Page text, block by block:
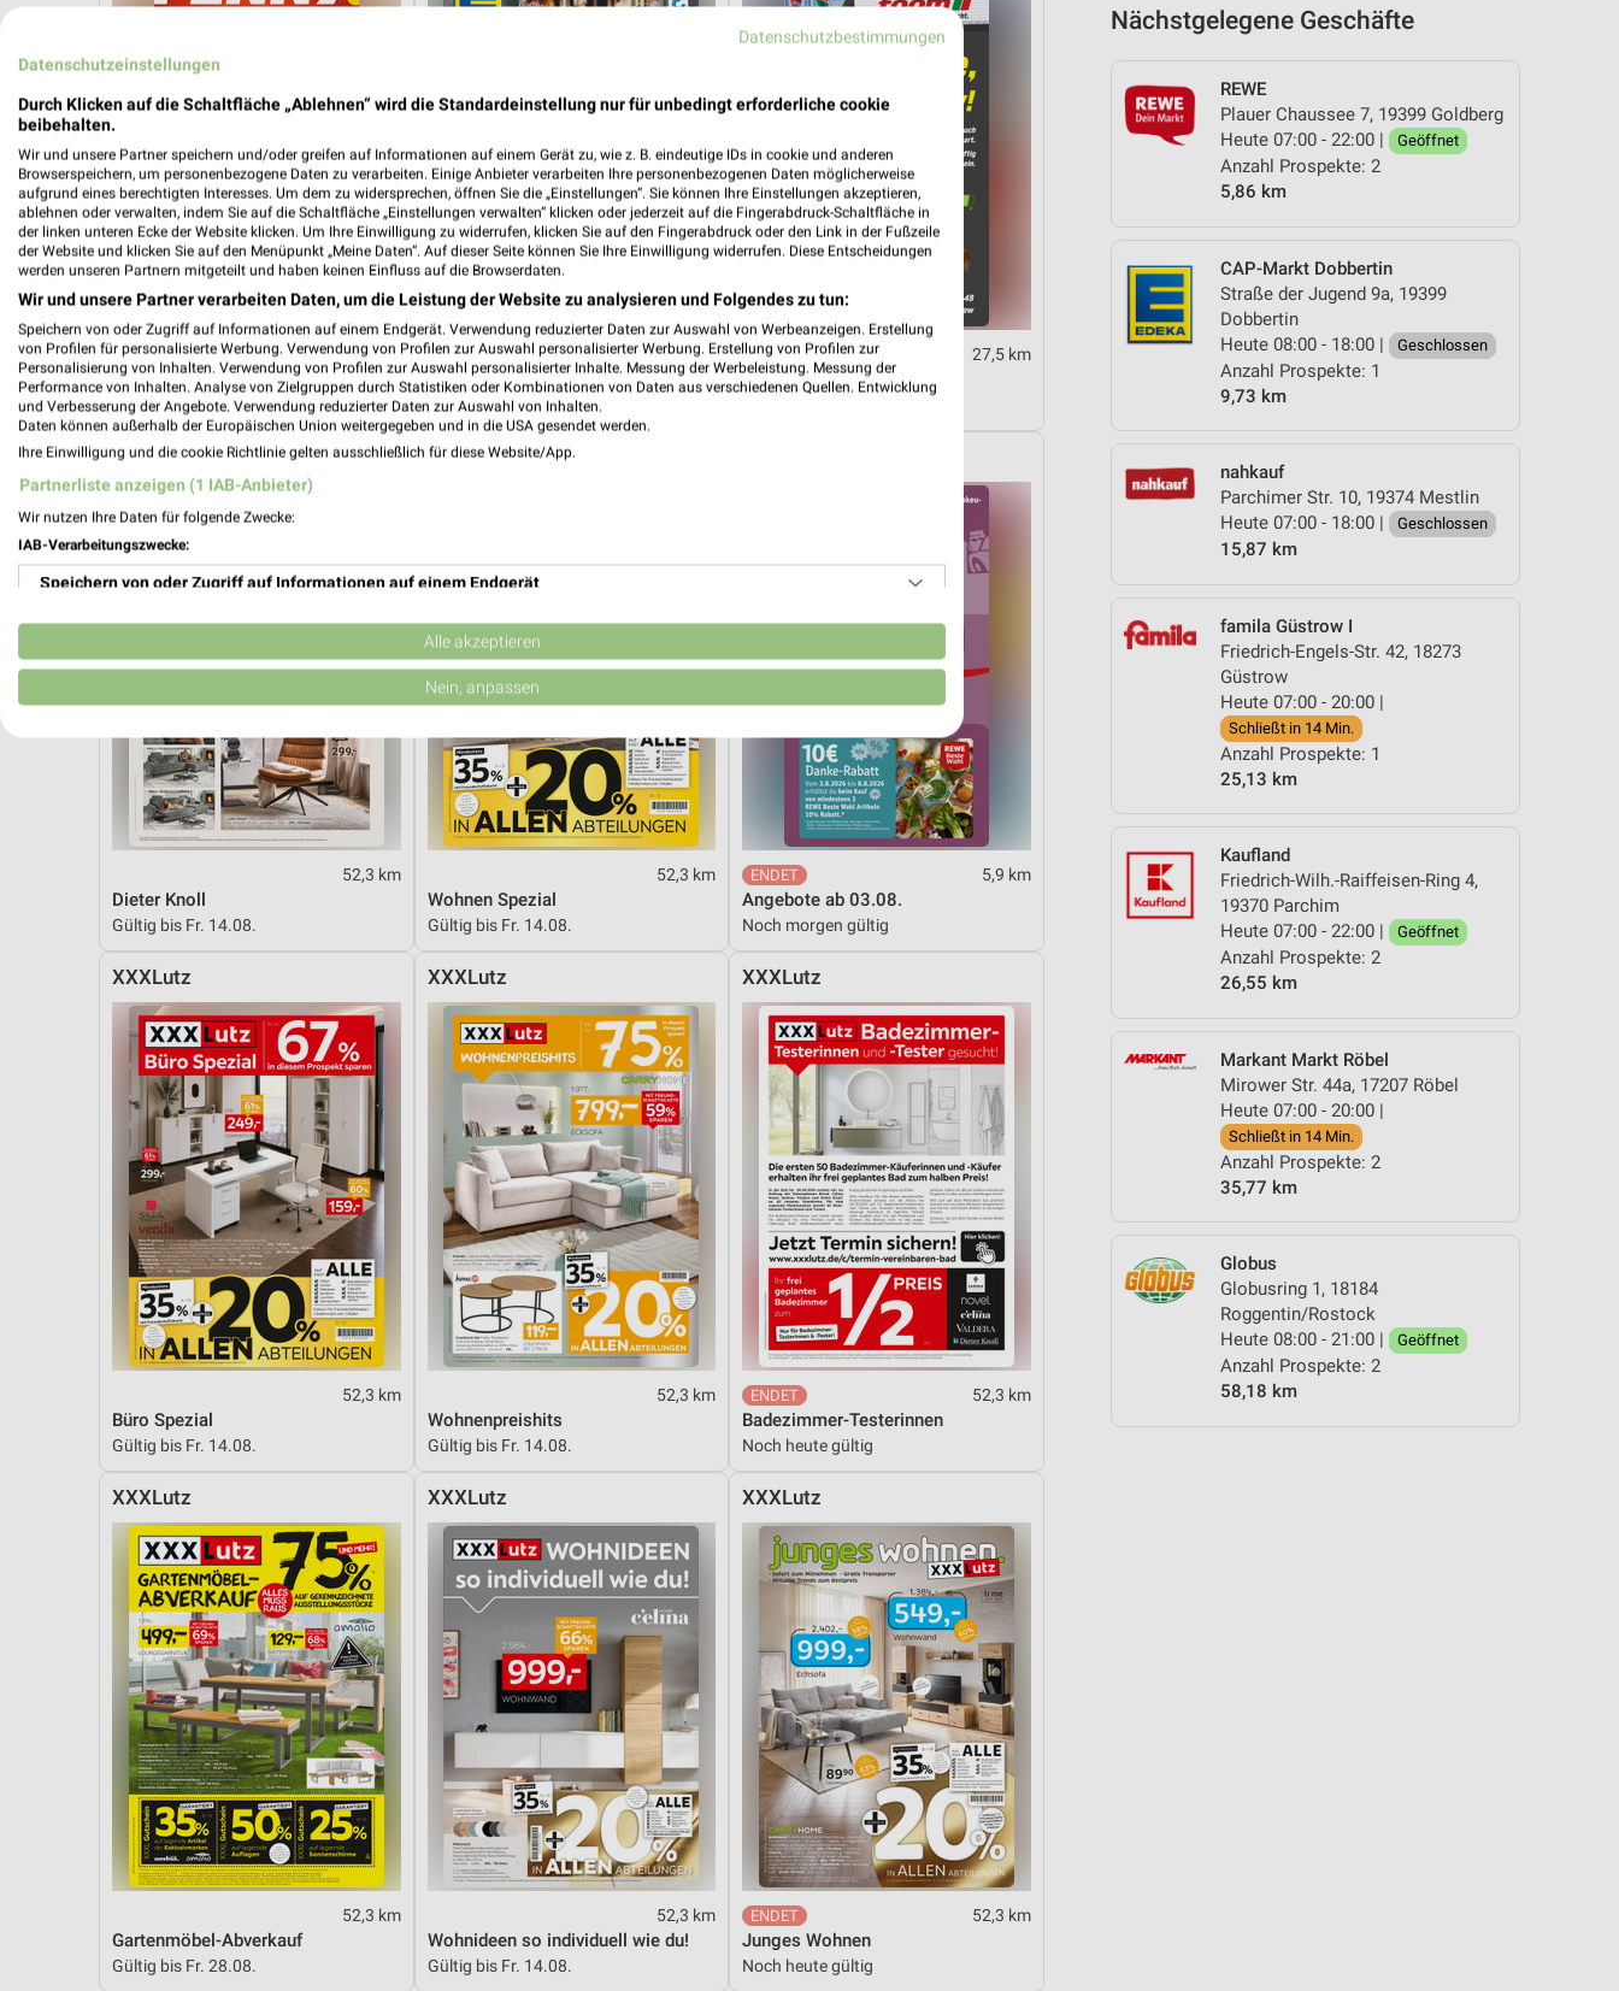
Nächstgelegene Geschäfte
REWE
Plauer Chaussee 7, 19399 Goldberg
Heute 07:00 - 22:00 |
Geöffnet
Anzahl Prospekte: 2
5,86 km
CAP-Markt Dobbertin
Straße der Jugend 9a, 19399
Dobbertin
Heute 08:00 - 18:00 |
Geschlossen
Anzahl Prospekte: 1
9,73 km
nahkauf
Parchimer Str. 10, 19374 Mestlin
Heute 07:00 - 18:00 |
Geschlossen
15,87 km
famila Güstrow I
Friedrich-Engels-Str. 42, 18273
Güstrow
Heute 07:00 - 20:00 |
Schließt in 14 Min.
Anzahl Prospekte: 1
25,13 km
Kaufland
Friedrich-Wilh.-Raiffeisen-Ring 4,
19370 Parchim
Heute 07:00 - 22:00 |
Geöffnet
Anzahl Prospekte: 2
26,55 km
Markant Markt Röbel
Mirower Str. 44a, 17207 Röbel
Heute 07:00 - 20:00 |
Schließt in 14 Min.
Anzahl Prospekte: 2
35,77 km
Globus
Globusring 1, 18184
Roggentin/Rostock
Heute 08:00 - 21:00 |
Geöffnet
Anzahl Prospekte: 2
58,18 km
19,1 km
Angebote ab 03.08.
Noch morgen gültig
9,7 km
Angebote ab 03.08.
Noch morgen gültig
27,5 km
Angebote ab 03.08.
XXXLutz
52,3 km
Dieter Knoll
Gültig bis Fr. 14.08.
XXXLutz
52,3 km
Wohnen Spezial
Gültig bis Fr. 14.08.
5,9 km
Angebote ab 03.08.
Noch morgen gültig
XXXLutz
52,3 km
Büro Spezial
Gültig bis Fr. 14.08.
XXXLutz
52,3 km
Wohnenpreishits
Gültig bis Fr. 14.08.
XXXLutz
52,3 km
Badezimmer-Testerinnen
Noch heute gültig
XXXLutz
52,3 km
Gartenmöbel-Abverkauf
Gültig bis Fr. 28.08.
XXXLutz
52,3 km
Wohnideen so individuell wie du!
Gültig bis Fr. 14.08.
XXXLutz
52,3 km
Junges Wohnen
Noch heute gültig
Datenschutzbestimmungen
Datenschutzeinstellungen
Durch Klicken auf die Schaltfläche „Ablehnen“ wird die Standardeinstellung nur für unbedingt erforderliche cookie
beibehalten.
Wir und unsere Partner speichern und/oder greifen auf Informationen auf einem Gerät zu, wie z. B. eindeutige IDs in cookie und anderen
Browserspeichern, um personenbezogene Daten zu verarbeiten. Einige Anbieter verarbeiten Ihre personenbezogenen Daten möglicherweise
aufgrund eines berechtigten Interesses. Um dem zu widersprechen, öffnen Sie die „Einstellungen“. Sie können Ihre Einstellungen akzeptieren,
ablehnen oder verwalten, indem Sie auf die Schaltfläche „Einstellungen verwalten“ klicken oder jederzeit auf die Fingerabdruck-Schaltfläche in
der linken unteren Ecke der Website klicken. Um Ihre Einwilligung zu widerrufen, klicken Sie auf den Fingerabdruck oder den Link in der Fußzeile
der Website und klicken Sie auf den Menüpunkt „Meine Daten“. Auf dieser Seite können Sie Ihre Einwilligung widerrufen. Diese Entscheidungen
werden unseren Partnern mitgeteilt und haben keinen Einfluss auf die Browserdaten.
Wir und unsere Partner verarbeiten Daten, um die Leistung der Website zu analysieren und Folgendes zu tun:
Speichern von oder Zugriff auf Informationen auf einem Endgerät. Verwendung reduzierter Daten zur Auswahl von Werbeanzeigen. Erstellung
von Profilen für personalisierte Werbung. Verwendung von Profilen zur Auswahl personalisierter Werbung. Erstellung von Profilen zur
Personalisierung von Inhalten. Verwendung von Profilen zur Auswahl personalisierter Inhalte. Messung der Werbeleistung. Messung der
Performance von Inhalten. Analyse von Zielgruppen durch Statistiken oder Kombinationen von Daten aus verschiedenen Quellen. Entwicklung
und Verbesserung der Angebote. Verwendung reduzierter Daten zur Auswahl von Inhalten.
Daten können außerhalb der Europäischen Union weitergegeben und in die USA gesendet werden.
Ihre Einwilligung und die cookie Richtlinie gelten ausschließlich für diese Website/App.
Partnerliste anzeigen (1 IAB-Anbieter)
Wir nutzen Ihre Daten für folgende Zwecke:
IAB-Verarbeitungszwecke:
Speichern von oder Zugriff auf Informationen auf einem Endgerät
Verwendung reduzierter Daten zur Auswahl von Werbeanzeigen
Erstellung von Profilen für personalisierte Werbung
Erstellung von Profilen zur Personalisierung von Inhalten
Verwendung von Profilen zur Auswahl personalisierter Inhalte
Messung der Performance von Inhalten
Analyse von Zielgruppen durch Statistiken oder Kombinationen von Daten aus verschiedenen
Entwicklung und Verbesserung der Angebote
Verwendung reduzierter Daten zur Auswahl von Inhalten
Verwendung genauer Standortdaten
Geräte anhand von aktiv angeforderten Informationen identifizieren
Nicht-IAB-Verarbeitungszwecke:
Performance
Alle akzeptieren
Nein, anpassen